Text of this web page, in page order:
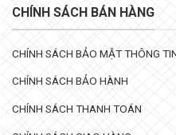
CHÍNH SÁCH BÁN HÀNG
CHÍNH SÁCH BẢO MẬT THÔNG
CHÍNH SÁCH BẢO HÀNH
CHÍNH SÁCH THANH TOÁN